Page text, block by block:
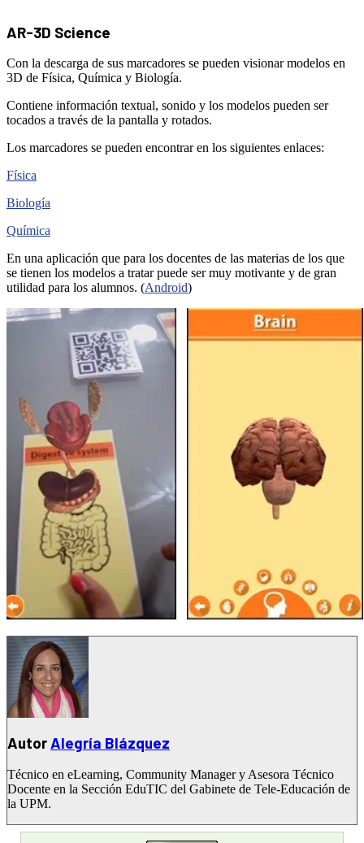
AR-3D Science
Con la descarga de sus marcadores se pueden visionar modelos en
3D de Física, Química y Biología.
Contiene información textual, sonido y los modelos pueden ser
tocados a través de la pantalla y rotados.
Los marcadores se pueden encontrar en los siguientes enlaces:
Física
Biología
Química
En una aplicación que para los docentes de las materias de los que
se tienen los modelos a tratar puede ser muy motivante y de gran
utilidad para los alumnos. (Android)
Autor Alegría Blázquez
Técnico en eLearning, Community Manager y Asesora Técnico
Docente en la Sección EduTIC del Gabinete de Tele-Educación de
la UPM.